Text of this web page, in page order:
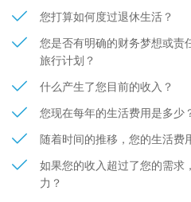
您打算如何度过退休生活？
您是否有明确的财务梦想或责
旅行计划？
什么产生了您目前的收入？
您现在每年的生活费用是多少
随着时间的推移，您的生活费
如果您的收入超过了您的需求
力？